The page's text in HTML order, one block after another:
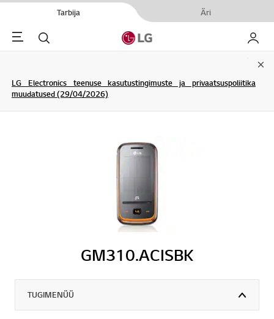
Tarbija Äri
Menu Otsi Minu
LG Electronics teenuse kasutustingimuste ja privaatsuspoliitika
muudatused (29/04/2026)
GM310.ACISBK
TUGIMENÜÜ